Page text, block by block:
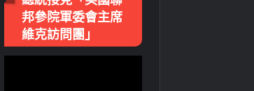
邦參院軍委會主席
維克訪問團」